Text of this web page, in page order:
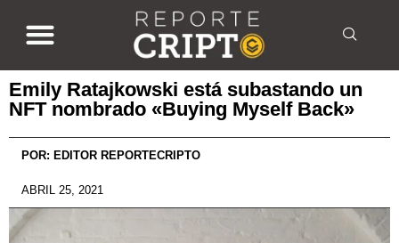
Emily Ratajkowski está subastando un
NFT nombrado «Buying Myself Back»
POR: EDITOR REPORTECRIPTO
ABRIL 25, 2021